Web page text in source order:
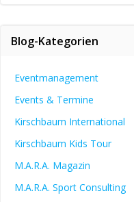
Blog-Kategorien
Eventmanagement
Events & Termine
Kirschbaum International
Kirschbaum Kids Tour
M.A.R.A. Magazin
M.A.R.A. Sport Consulting